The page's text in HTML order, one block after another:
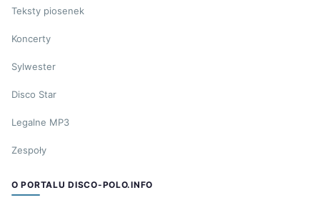
Teksty piosenek
Koncerty
Sylwester
Disco Star
Legalne MP3
Zespoły
O PORTALU DISCO-POLO.INFO